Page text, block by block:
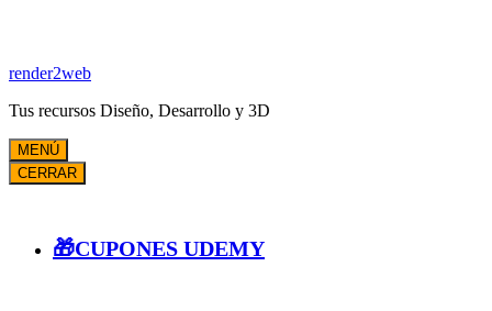
render2web
Tus recursos Diseño, Desarrollo y 3D
MENÚ
CERRAR
🎁CUPONES UDEMY